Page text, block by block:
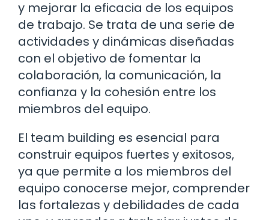
y mejorar la eficacia de los equipos
de trabajo. Se trata de una serie de
actividades y dinámicas diseñadas
con el objetivo de fomentar la
colaboración, la comunicación, la
confianza y la cohesión entre los
miembros del equipo.
El team building es esencial para
construir equipos fuertes y exitosos,
ya que permite a los miembros del
equipo conocerse mejor, comprender
las fortalezas y debilidades de cada